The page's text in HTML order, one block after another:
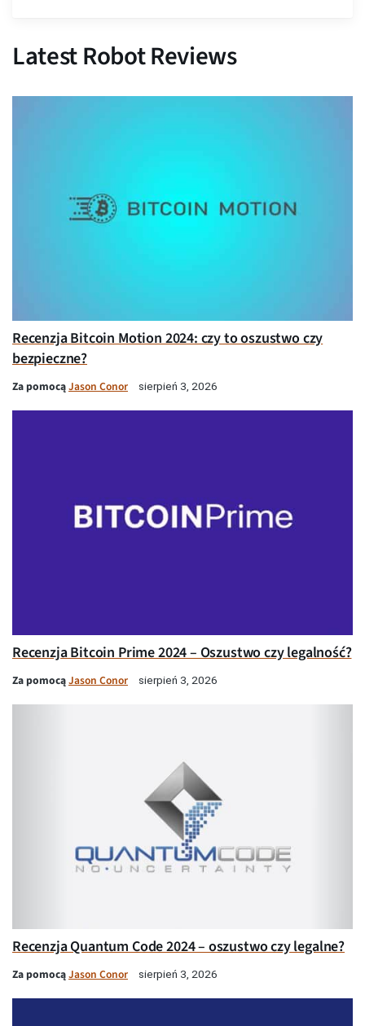
Latest Robot Reviews
Recenzja Bitcoin Motion 2024: czy to oszustwo czy
bezpieczne?
Za pomocąJason Conor sierpień 3, 2026
Recenzja Bitcoin Prime 2024 – Oszustwo czy legalność?
Za pomocąJason Conor sierpień 3, 2026
Recenzja Quantum Code 2024 – oszustwo czy legalne?
Za pomocąJason Conor sierpień 3, 2026